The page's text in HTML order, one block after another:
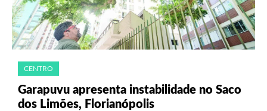
CENTRO
Garapuvu apresenta instabilidade no Saco
dos Limões, Florianópolis